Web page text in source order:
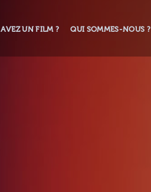
UN FILM ? QUI SOMMES-NOUS ?